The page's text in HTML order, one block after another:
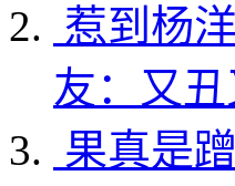
惹到杨
友：又
果真是